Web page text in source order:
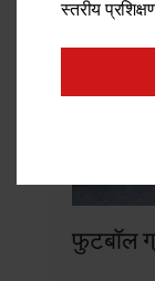
फुटबॉल
स्तरीय